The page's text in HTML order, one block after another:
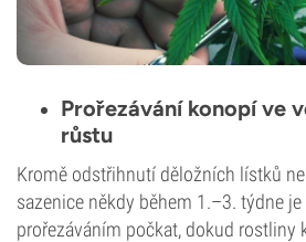
Prořezávání konopí ve
růstu
Kromě odstřihnutí děložních lístků
sazenice někdy během 1.–3. týdne
prořezáváním počkat, dokud rostliny